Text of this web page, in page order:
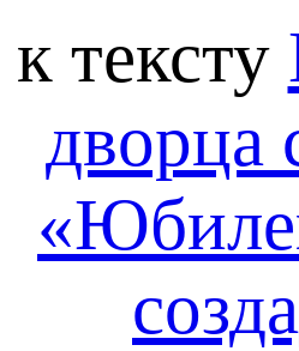
к тексту
дворца